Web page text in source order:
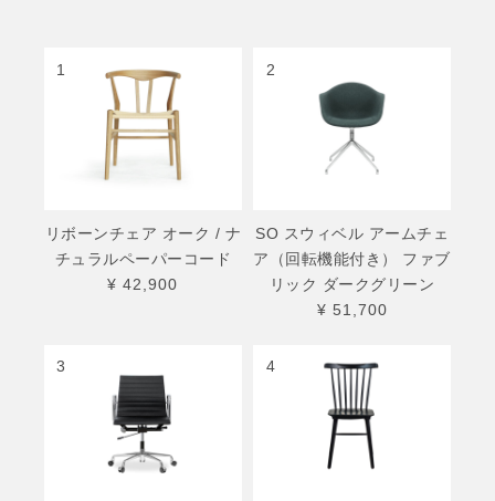
1
リボーンチェア オーク / ナ
チュラルペーパーコード
¥ 42,900
2
SO スウィベル アームチェ
ア（回転機能付き） ファブ
リック ダークグリーン
¥ 51,700
3 4